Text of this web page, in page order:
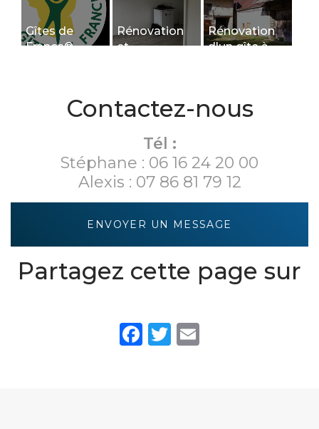
Gîtes de
France®
Rénovation
et
Dijon
Rénovation
d'un gîte à
- LA GRANGE
Contactez-nous
Tél :
Stéphane : 06 16 24 20 00
Alexis : 07 86 81 79 12
ENVOYER UN MESSAGE
Partagez cette page sur
Facebook
Twitter